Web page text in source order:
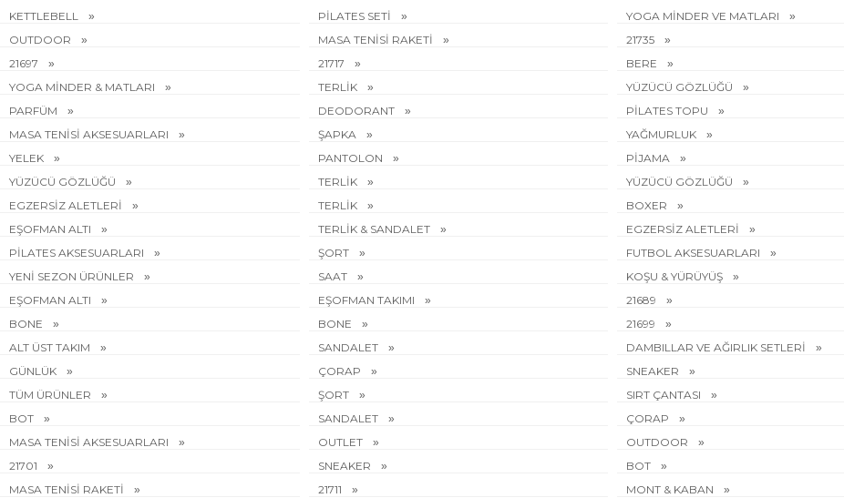
KETTLEBELL
PİLATES SETİ YOGA MİNDER VE MATLARI
OUTDOOR
MASA TENİSİ RAKETİ 21735
21697
21717 BERE
YOGA MİNDER & MATLARI
TERLİK YÜZÜCÜ GÖZLÜĞÜ
PARFÜM
DEODORANT PİLATES TOPU
MASA TENİSİ AKSESUARLARI
ŞAPKA YAĞMURLUK
YELEK
PANTOLON PİJAMA
YÜZÜCÜ GÖZLÜĞÜ
TERLİK YÜZÜCÜ GÖZLÜĞÜ
EGZERSİZ ALETLERİ
TERLİK BOXER
EŞOFMAN ALTI
TERLİK & SANDALET EGZERSİZ ALETLERİ
PİLATES AKSESUARLARI
ŞORT FUTBOL AKSESUARLARI
YENİ SEZON ÜRÜNLER
SAAT KOŞU & YÜRÜYÜŞ
EŞOFMAN ALTI
EŞOFMAN TAKIMI 21689
BONE
BONE 21699
ALT ÜST TAKIM
SANDALET DAMBILLAR VE AĞIRLIK SETLERİ
GÜNLÜK
ÇORAP SNEAKER
TÜM ÜRÜNLER
ŞORT SIRT ÇANTASI
BOT
SANDALET ÇORAP
MASA TENİSİ AKSESUARLARI
OUTLET OUTDOOR
21701
SNEAKER BOT
MASA TENİSİ RAKETİ
21711 MONT & KABAN